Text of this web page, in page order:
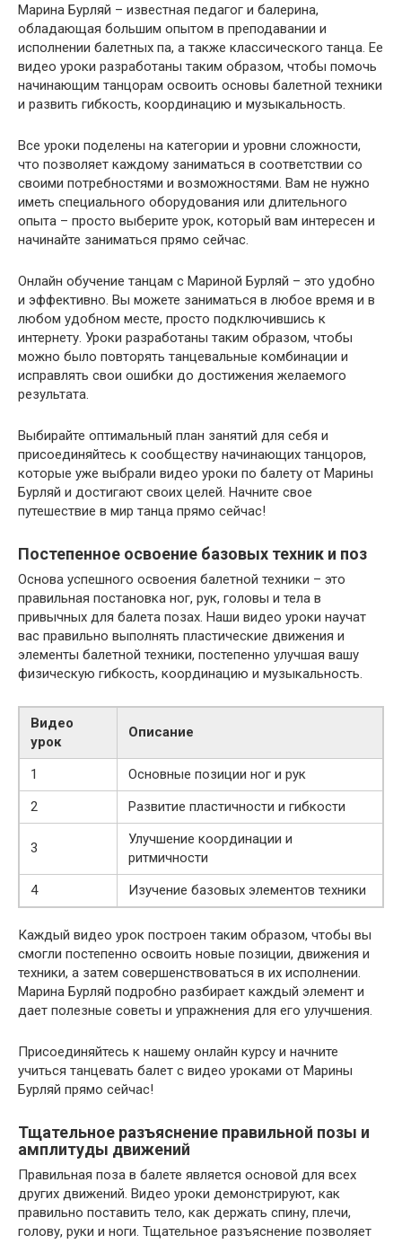
Марина Бурляй – известная педагог и балерина,
обладающая большим опытом в преподавании и
исполнении балетных па, а также классического танца. Ее
видео уроки разработаны таким образом, чтобы помочь
начинающим танцорам освоить основы балетной техники
и развить гибкость, координацию и музыкальность.
Все уроки поделены на категории и уровни сложности,
что позволяет каждому заниматься в соответствии со
своими потребностями и возможностями. Вам не нужно
иметь специального оборудования или длительного
опыта – просто выберите урок, который вам интересен и
начинайте заниматься прямо сейчас.
Онлайн обучение танцам с Мариной Бурляй – это удобно
и эффективно. Вы можете заниматься в любое время и в
любом удобном месте, просто подключившись к
интернету. Уроки разработаны таким образом, чтобы
можно было повторять танцевальные комбинации и
исправлять свои ошибки до достижения желаемого
результата.
Выбирайте оптимальный план занятий для себя и
присоединяйтесь к сообществу начинающих танцоров,
которые уже выбрали видео уроки по балету от Марины
Бурляй и достигают своих целей. Начните свое
путешествие в мир танца прямо сейчас!
Постепенное освоение базовых техник и поз
Основа успешного освоения балетной техники – это
правильная постановка ног, рук, головы и тела в
привычных для балета позах. Наши видео уроки научат
вас правильно выполнять пластические движения и
элементы балетной техники, постепенно улучшая вашу
физическую гибкость, координацию и музыкальность.
Видео
урок
Описание
1
Основные позиции ног и рук
2
Развитие пластичности и гибкости
3
Улучшение координации и
ритмичности
4
Изучение базовых элементов техники
Каждый видео урок построен таким образом, чтобы вы
смогли постепенно освоить новые позиции, движения и
техники, а затем совершенствоваться в их исполнении.
Марина Бурляй подробно разбирает каждый элемент и
дает полезные советы и упражнения для его улучшения.
Присоединяйтесь к нашему онлайн курсу и начните
учиться танцевать балет с видео уроками от Марины
Бурляй прямо сейчас!
Тщательное разъяснение правильной позы и
амплитуды движений
Правильная поза в балете является основой для всех
других движений. Видео уроки демонстрируют, как
правильно поставить тело, как держать спину, плечи,
голову, руки и ноги. Тщательное разъяснение позволяет